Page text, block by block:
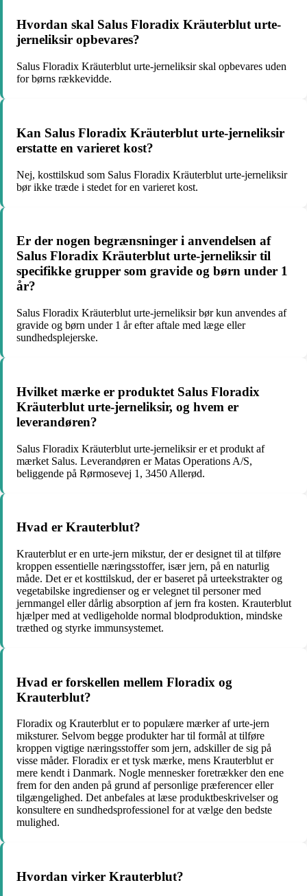
Hvordan skal Salus Floradix Kräuterblut urte-
jerneliksir opbevares?
Salus Floradix Kräuterblut urte-jerneliksir skal opbevares uden
for børns rækkevidde.
Kan Salus Floradix Kräuterblut urte-jerneliksir
erstatte en varieret kost?
Nej, kosttilskud som Salus Floradix Kräuterblut urte-jerneliksir
bør ikke træde i stedet for en varieret kost.
Er der nogen begrænsninger i anvendelsen af
Salus Floradix Kräuterblut urte-jerneliksir til
specifikke grupper som gravide og børn under 1
år?
Salus Floradix Kräuterblut urte-jerneliksir bør kun anvendes af
gravide og børn under 1 år efter aftale med læge eller
sundhedsplejerske.
Hvilket mærke er produktet Salus Floradix
Kräuterblut urte-jerneliksir, og hvem er
leverandøren?
Salus Floradix Kräuterblut urte-jerneliksir er et produkt af
mærket Salus. Leverandøren er Matas Operations A/S,
beliggende på Rørmosevej 1, 3450 Allerød.
Hvad er Krauterblut?
Krauterblut er en urte-jern mikstur, der er designet til at tilføre
kroppen essentielle næringsstoffer, især jern, på en naturlig
måde. Det er et kosttilskud, der er baseret på urteekstrakter og
vegetabilske ingredienser og er velegnet til personer med
jernmangel eller dårlig absorption af jern fra kosten. Krauterblut
hjælper med at vedligeholde normal blodproduktion, mindske
træthed og styrke immunsystemet.
Hvad er forskellen mellem Floradix og
Krauterblut?
Floradix og Krauterblut er to populære mærker af urte-jern
miksturer. Selvom begge produkter har til formål at tilføre
kroppen vigtige næringsstoffer som jern, adskiller de sig på
visse måder. Floradix er et tysk mærke, mens Krauterblut er
mere kendt i Danmark. Nogle mennesker foretrækker den ene
frem for den anden på grund af personlige præferencer eller
tilgængelighed. Det anbefales at læse produktbeskrivelser og
konsultere en sundhedsprofessionel for at vælge den bedste
mulighed.
Hvordan virker Krauterblut?